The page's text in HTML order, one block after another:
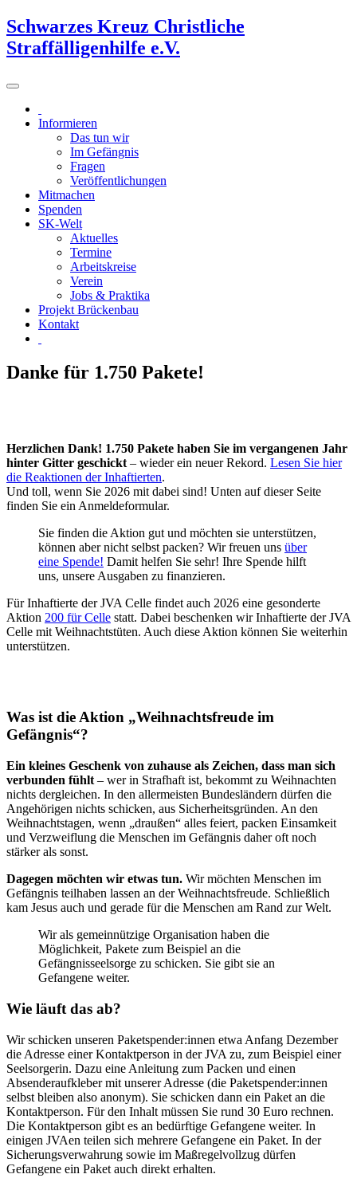
Schwarzes Kreuz Christliche
Straffälligenhilfe e.V.
Informieren
Das tun wir
Im Gefängnis
Fragen
Veröffentlichungen
Mitmachen
Spenden
SK-Welt
Aktuelles
Termine
Arbeitskreise
Verein
Jobs & Praktika
Projekt Brückenbau
Kontakt
Danke für 1.750 Pakete!
Herzlichen Dank! 1.750 Pakete haben Sie im vergangenen Jahr
hinter Gitter geschickt – wieder ein neuer Rekord. Lesen Sie hier
die Reaktionen der Inhaftierten.
Und toll, wenn Sie 2026 mit dabei sind! Unten auf dieser Seite
finden Sie ein Anmeldeformular.
Sie finden die Aktion gut und möchten sie unterstützen,
können aber nicht selbst packen? Wir freuen uns über
eine Spende! Damit helfen Sie sehr! Ihre Spende hilft
uns, unsere Ausgaben zu finanzieren.
Für Inhaftierte der JVA Celle findet auch 2026 eine gesonderte
Aktion 200 für Celle statt. Dabei beschenken wir Inhaftierte der JVA
Celle mit Weihnachtstüten. Auch diese Aktion können Sie weiterhin
unterstützen.
Was ist die Aktion „Weihnachtsfreude im
Gefängnis“?
Ein kleines Geschenk von zuhause als Zeichen, dass man sich
verbunden fühlt – wer in Strafhaft ist, bekommt zu Weihnachten
nichts dergleichen. In den allermeisten Bundesländern dürfen die
Angehörigen nichts schicken, aus Sicherheitsgründen. An den
Weihnachtstagen, wenn „draußen“ alles feiert, packen Einsamkeit
und Verzweiflung die Menschen im Gefängnis daher oft noch
stärker als sonst.
Dagegen möchten wir etwas tun. Wir möchten Menschen im
Gefängnis teilhaben lassen an der Weihnachtsfreude. Schließlich
kam Jesus auch und gerade für die Menschen am Rand zur Welt.
Wir als gemeinnützige Organisation haben die
Möglichkeit, Pakete zum Beispiel an die
Gefängnisseelsorge zu schicken. Sie gibt sie an
Gefangene weiter.
Wie läuft das ab?
Wir schicken unseren Paketspender:innen etwa Anfang Dezember
die Adresse einer Kontaktperson in der JVA zu, zum Beispiel einer
Seelsorgerin. Dazu eine Anleitung zum Packen und einen
Absenderaufkleber mit unserer Adresse (die Paketspender:innen
selbst bleiben also anonym). Sie schicken dann ein Paket an die
Kontaktperson. Für den Inhalt müssen Sie rund 30 Euro rechnen.
Die Kontaktperson gibt es an bedürftige Gefangene weiter. In
einigen JVAen teilen sich mehrere Gefangene ein Paket. In der
Sicherungsverwahrung sowie im Maßregelvollzug dürfen
Gefangene ein Paket auch direkt erhalten.